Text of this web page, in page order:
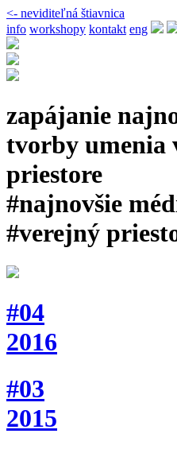
<- neviditeľná štiavnica
info workshopy kontakt eng
zapájanie
tvorby umenia
priestore
#najnovšie
#verejný
#04
2016
#03
2015